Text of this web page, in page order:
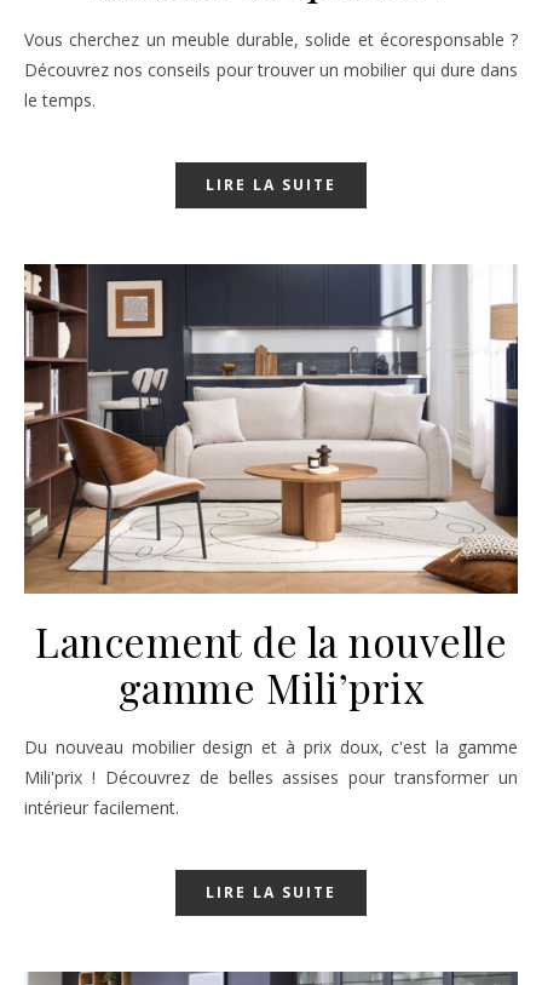
Vous cherchez un meuble durable, solide et écoresponsable ?
Découvrez nos conseils pour trouver un mobilier qui dure dans
le temps.
LIRE LA SUITE
Lancement de la nouvelle
gamme Mili’prix
Du nouveau mobilier design et à prix doux, c'est la gamme
Mili'prix ! Découvrez de belles assises pour transformer un
intérieur facilement.
LIRE LA SUITE